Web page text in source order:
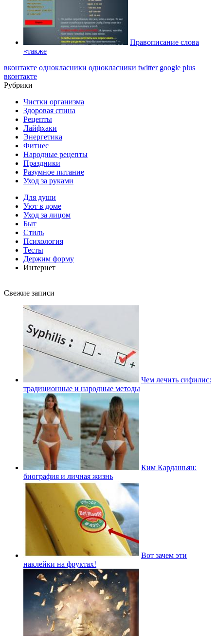
Правописание слова
«также
вконтакте однокласники однокласники twitter google plus
вконтакте
Рубрики
Чистки организма
Здоровая спина
Рецепты
Лайфхаки
Энергетика
Фитнес
Народные рецепты
Праздники
Разумное питание
Уход за руками
Для души
Уют в доме
Уход за лицом
Быт
Стиль
Психология
Тесты
Держим форму
Интернет
Свежие записи
Чем лечить сифилис:
традиционные и народные методы
Ким Кардашьян:
биография и личная жизнь
Вот зачем эти
наклейки на фруктах!